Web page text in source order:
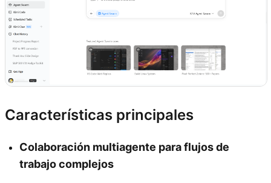
Características principales
Colaboración multiagente para flujos de
trabajo complejos